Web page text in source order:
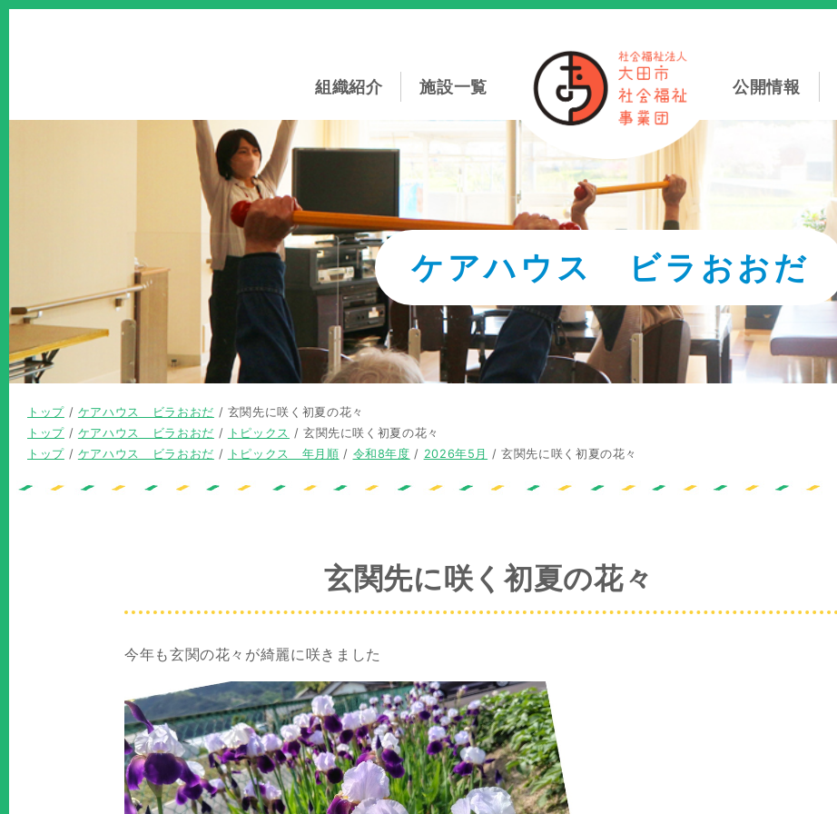
このページの本文へ
組織紹介 施設一覧 公開情報
ケアハウス ビラおおだ
現
在
の
トップ/ ケアハウス ビラおおだ / 玄関先に咲く初夏の花々
現
在
トップ/ ケアハウス ビラおおだ / トピックス / 玄関先に咲く初夏の花々
現
トップ/ ケアハウス ビラおおだ / トピックス 年月順 / 令和8年度 / 2026年5月 /玄関先に咲く初夏の花々
玄関先に咲く初夏の花々
今年も玄関の花々が綺麗に咲きました